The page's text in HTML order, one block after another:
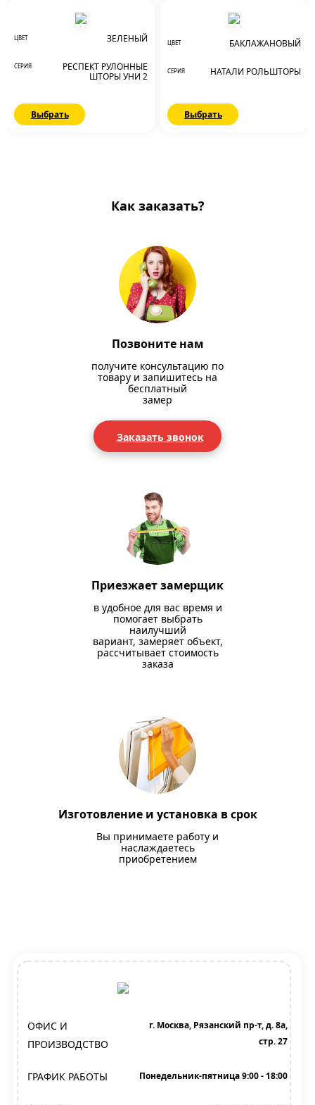
ЦВЕТ ЗЕЛЕНЫЙ
СЕРИЯ
РЕСПЕКТ РУЛОННЫЕ
ШТОРЫ УНИ 2
Выбрать
ЦВЕТ БАКЛАЖАНОВЫЙ
СЕРИЯ НАТАЛИ РОЛЬШТОРЫ
Выбрать
Как заказать?
Позвоните нам
получите консультацию по
товару и запишитесь на
бесплатный
замер
Заказать звонок
Приезжает замерщик
в удобное для вас время и
помогает выбрать
наилучший
вариант, замеряет объект,
рассчитывает стоимость
заказа
Изготовление и установка в срок
Вы принимаете работу и
наслаждаетесь
приобретением
ОФИС И
ПРОИЗВОДСТВО
г. Москва, Рязанский пр-т, д. 8а,
стр. 27
ГРАФИК РАБОТЫ Понедельник-пятница 9:00 - 18:00